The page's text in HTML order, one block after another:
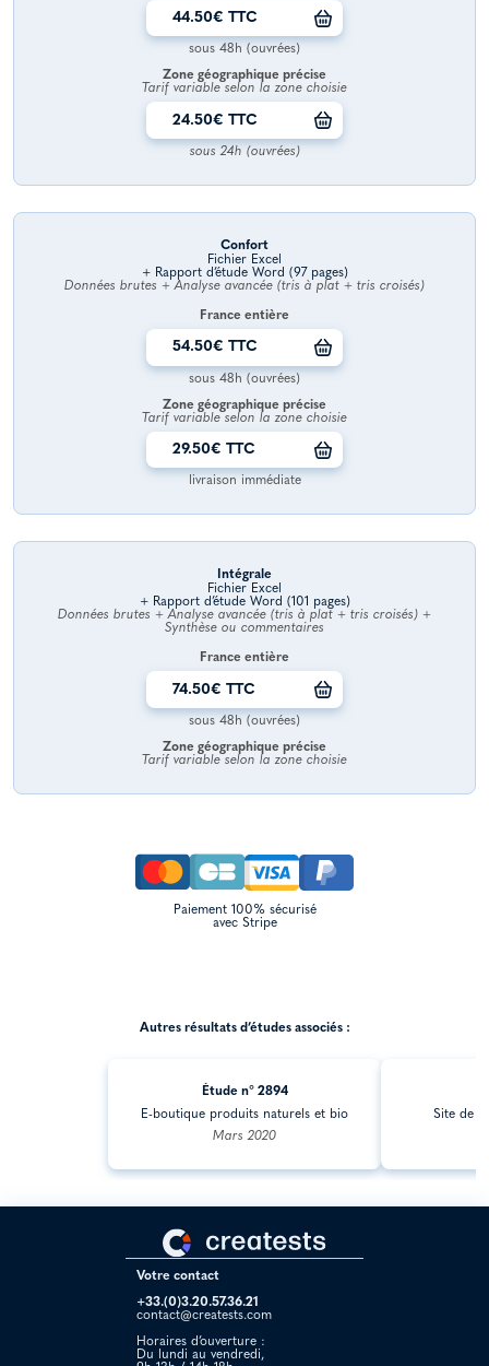
44.50€ TTC
sous 48h (ouvrées)
Zone géographique précise
Tarif variable selon la zone choisie
24.50€ TTC
sous 24h (ouvrées)
Confort
Fichier Excel
+ Rapport d’étude Word (97 pages)
Données brutes + Analyse avancée (tris à plat + tris croisés)
France entière
54.50€ TTC
sous 48h (ouvrées)
Zone géographique précise
Tarif variable selon la zone choisie
29.50€ TTC
livraison immédiate
Intégrale
Fichier Excel
+ Rapport d’étude Word (101 pages)
Données brutes + Analyse avancée (tris à plat + tris croisés) +
Synthèse ou commentaires
France entière
74.50€ TTC
sous 48h (ouvrées)
Zone géographique précise
Tarif variable selon la zone choisie
Paiement 100% sécurisé
avec Stripe
Autres résultats d’études associés :
Étude n° 2894
E-boutique produits naturels et bio
Mars 2020
Site de
Votre contact
+33.(0)3.20.57.36.21
contact@creatests.com
Horaires d’ouverture :
Du lundi au vendredi,